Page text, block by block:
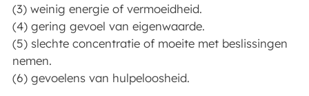
(3) weinig energie of vermoeidheid.
(4) gering gevoel van eigenwaarde.
(5) slechte concentratie of moeite met beslissingen
nemen.
(6) gevoelens van hulpeloosheid.